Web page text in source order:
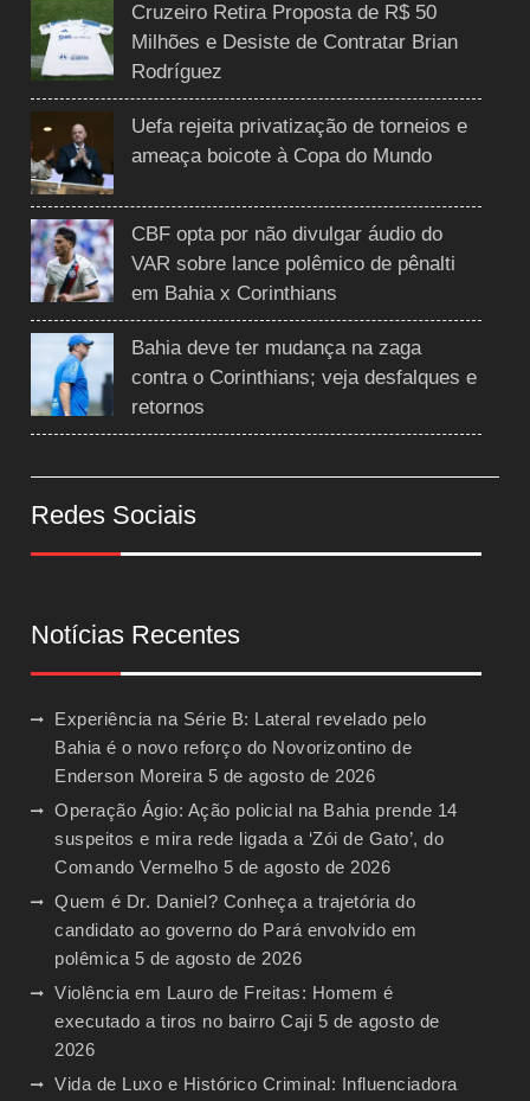
Cruzeiro Retira Proposta de R$ 50
Milhões e Desiste de Contratar Brian
Rodríguez
Uefa rejeita privatização de torneios e
ameaça boicote à Copa do Mundo
CBF opta por não divulgar áudio do
VAR sobre lance polêmico de pênalti
em Bahia x Corinthians
Bahia deve ter mudança na zaga
contra o Corinthians; veja desfalques e
retornos
Redes Sociais
Notícias Recentes
Experiência na Série B: Lateral revelado pelo
Bahia é o novo reforço do Novorizontino de
Enderson Moreira 5 de agosto de 2026
Operação Ágio: Ação policial na Bahia prende 14
suspeitos e mira rede ligada a ‘Zói de Gato’, do
Comando Vermelho 5 de agosto de 2026
Quem é Dr. Daniel? Conheça a trajetória do
candidato ao governo do Pará envolvido em
polêmica 5 de agosto de 2026
Violência em Lauro de Freitas: Homem é
executado a tiros no bairro Caji 5 de agosto de
2026
Vida de Luxo e Histórico Criminal: Influenciadora